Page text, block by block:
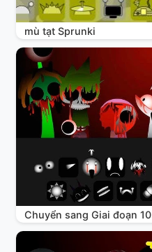
mù tạt Sprunki
Chuyển sang Giai đoạn 10